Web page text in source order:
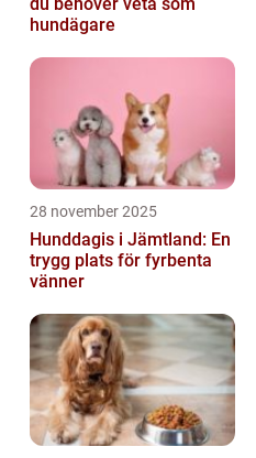
hundägare
28 november 2025
Hunddagis i Jämtland: En
trygg plats för fyrbenta
vänner